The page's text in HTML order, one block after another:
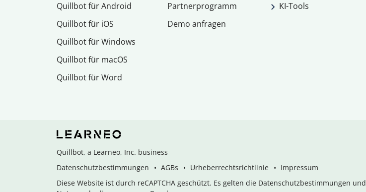
Quillbot für Android
Quillbot für iOS
Quillbot für Windows
Quillbot für macOS
Quillbot für Word
Partnerprogramm
Demo anfragen
KI-Tools
Quillbot, a Learneo, Inc. business
Datenschutzbestimmungen
AGBs Urheberrechtsrichtlinie
Impressum
Diese Website ist durch reCAPTCHA geschützt. Es gelten die Datenschutzbestimmungen und